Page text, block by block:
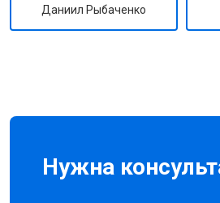
Даниил Рыбаченко
Нужна